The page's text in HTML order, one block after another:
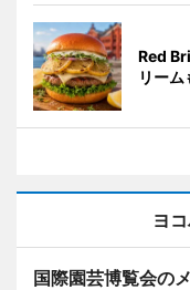
Red
リーム
ヨ
国際園芸博覧会の